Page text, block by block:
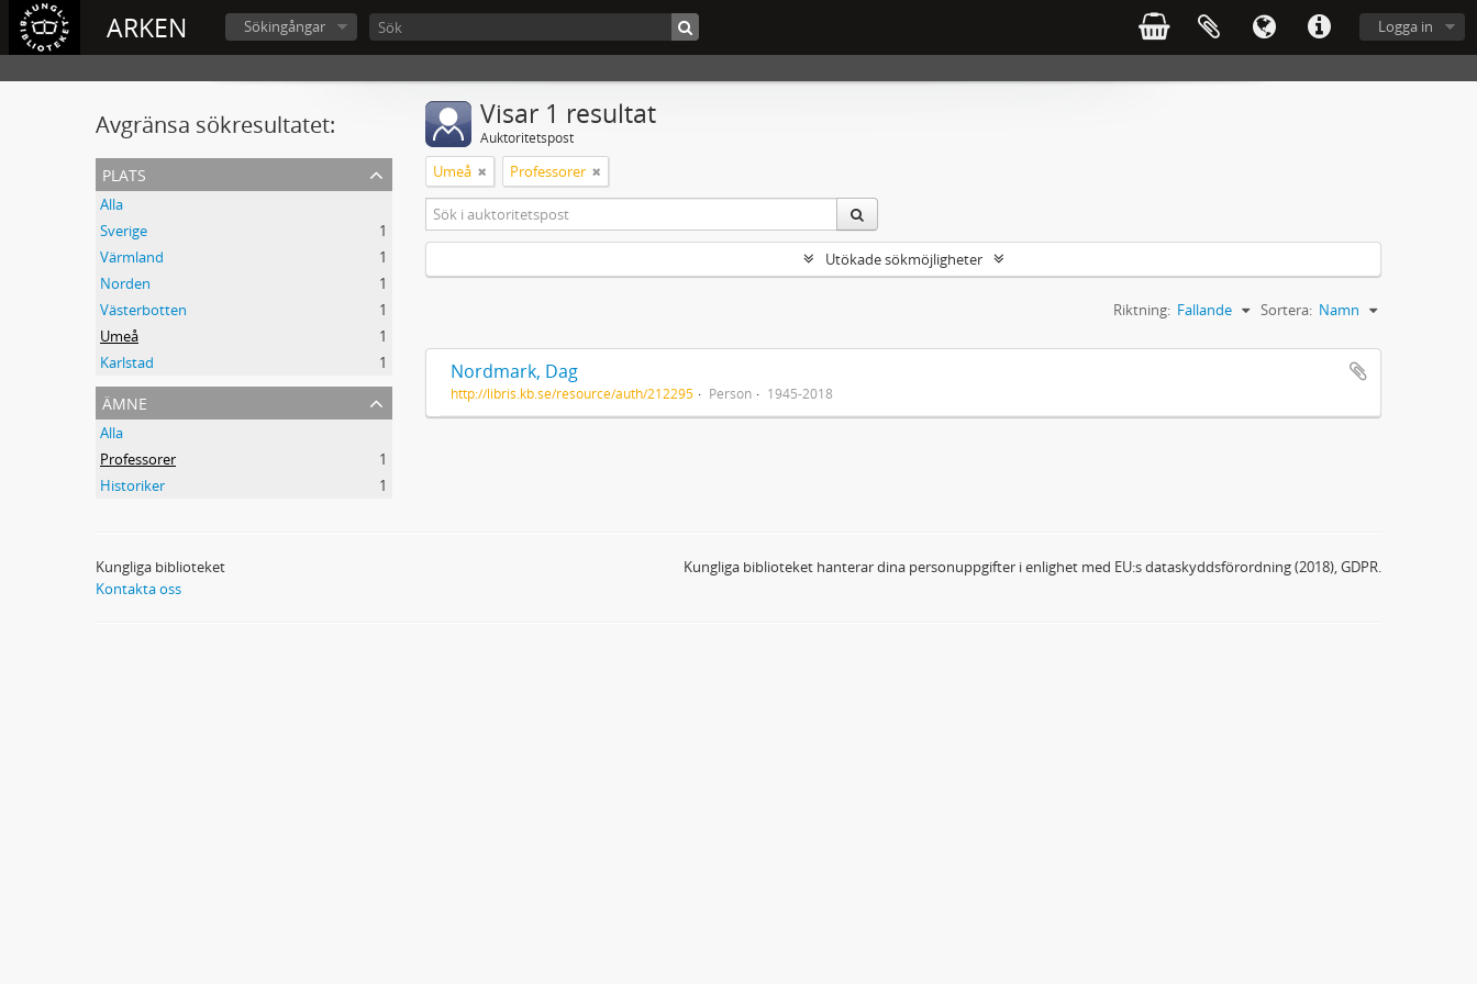
ARKEN Logga in
Sökingångar
Avgränsa sökresultatet:
plats
Alla
Sverige
1
Värmland
1
Norden
1
Västerbotten
1
Umeå
1
Karlstad
1
ämne
Alla
Professorer
1
Historiker
1
Visar 1 resultat
Auktoritetspost
Umeå Professorer
Utökade sökmöjligheter
Sortera: Namn
Riktning: Fallande
Nordmark, Dag
http://libris.kb.se/resource/auth/212295 Person 1945-2018
Kungliga biblioteket
Kontakta oss
Kungliga biblioteket hanterar dina personuppgifter i enlighet med EU:s dataskyddsförordning (2018), GDPR.